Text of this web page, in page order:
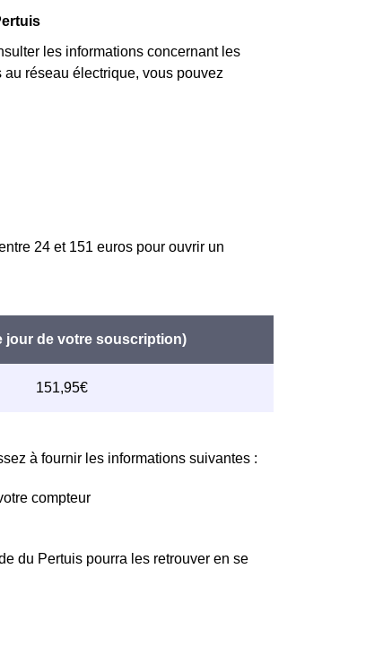
les informations concernant les
réseau électrique, vous pouvez
24 et 151 euros pour ouvrir un
à fournir les informations suivantes :
compteur
du Pertuis pourra les retrouver en se